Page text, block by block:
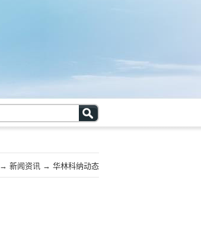
→ 新闻资讯 → 华林科纳动态